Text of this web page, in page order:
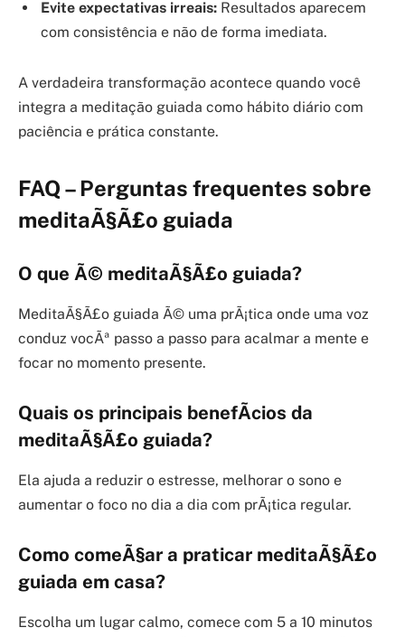
Evite expectativas irreais: Resultados aparecem
com consistência e não de forma imediata.
A verdadeira transformação acontece quando você
integra a meditação guiada como hábito diário com
paciência e prática constante.
FAQ – Perguntas frequentes sobre
meditaÃ§Ã£o guiada
O que Ã© meditaÃ§Ã£o guiada?
MeditaÃ§Ã£o guiada Ã© uma prÃ¡tica onde uma voz
conduz vocÃª passo a passo para acalmar a mente e
focar no momento presente.
Quais os principais benefÃ­cios da
meditaÃ§Ã£o guiada?
Ela ajuda a reduzir o estresse, melhorar o sono e
aumentar o foco no dia a dia com prÃ¡tica regular.
Como comeÃ§ar a praticar meditaÃ§Ã£o
guiada em casa?
Escolha um lugar calmo, comece com 5 a 10 minutos